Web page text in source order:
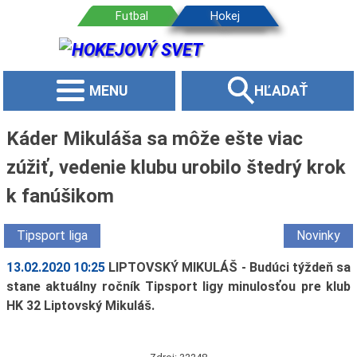
MENU HĽADAŤ
Káder Mikuláša sa môže ešte viac
zúžiť, vedenie klubu urobilo štedrý krok
k fanúšikom
Tipsport liga Novinky
13.02.2020 10:25 LIPTOVSKÝ MIKULÁŠ - Budúci týždeň sa
stane aktuálny ročník Tipsport ligy minulosťou pre klub
HK 32 Liptovský Mikuláš.